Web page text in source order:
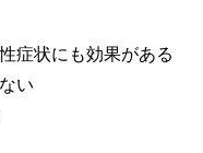
症状にも効果がある
い